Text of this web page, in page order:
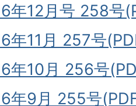
年12月号 258号
年11月 257号
年10月 256号
年9月 255号